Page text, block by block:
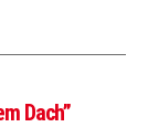
Dach”